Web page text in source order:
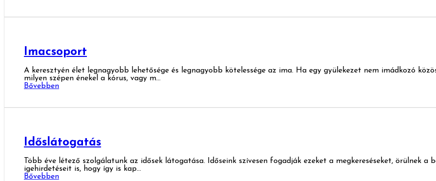
Imacsoport
A keresztyén élet legnagyobb lehetősége és legnagyobb kötelessége az ima. Ha egy gyülekezet nem imádkozó
milyen szépen énekel a kórus, vagy m...
Bővebben
Időslátogatás
Több éve létező szolgálatunk az idősek látogatása. Időseink szívesen fogadják ezeket a megkereséseket, örülnek a
igehirdetéseit is, hogy így is kap...
Bővebben